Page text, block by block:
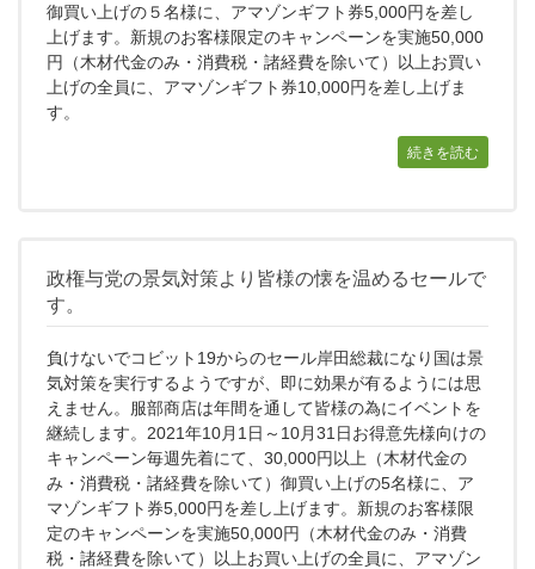
御買い上げの５名様に、アマゾンギフト券5,000円を差し
上げます。新規のお客様限定のキャンペーンを実施50,000
円（木材代金のみ・消費税・諸経費を除いて）以上お買い
上げの全員に、アマゾンギフト券10,000円を差し上げま
す。
続きを読む
政権与党の景気対策より皆様の懐を温めるセールで
す。
負けないでコビット19からのセール岸田総裁になり国は景
気対策を実行するようですが、即に効果が有るようには思
えません。服部商店は年間を通して皆様の為にイベントを
継続します。2021年10月1日～10月31日お得意先様向けの
キャンペーン毎週先着にて、30,000円以上（木材代金の
み・消費税・諸経費を除いて）御買い上げの5名様に、ア
マゾンギフト券5,000円を差し上げます。新規のお客様限
定のキャンペーンを実施50,000円（木材代金のみ・消費
税・諸経費を除いて）以上お買い上げの全員に、アマゾン